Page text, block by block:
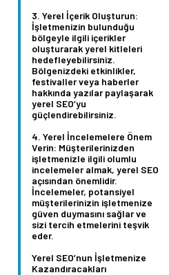
Yerel İçerik Oluşturun:
İşletmenizin bulunduğu
bölgeyle ilgili içerikler
oluşturarak yerel kitleleri
hedefleyebilirsiniz.
Bölgenizdeki etkinlikler,
festivaller veya haberler
hakkında yazılar paylaşarak
yerel SEO’yu
güçlendirebilirsiniz.
Yerel İncelemelere Önem
Verin: Müşterilerinizden
işletmenizle ilgili olumlu
incelemeler almak, yerel SEO
açısından önemlidir.
İncelemeler, potansiyel
müşterilerinizin işletmenize
güven duymasını sağlar ve
sizi tercih etmelerini teşvik
eder.
Yerel SEO’nun İşletmenize
Kazandıracakları